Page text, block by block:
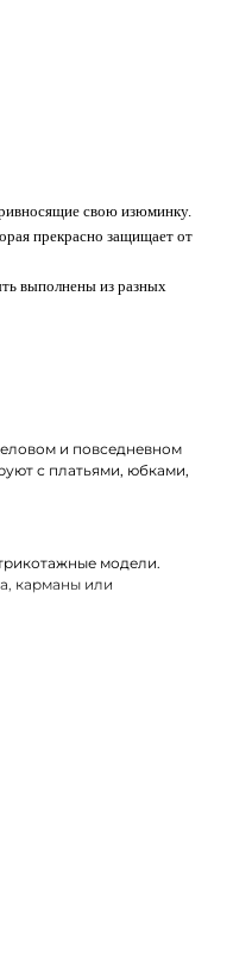
свою изюминку.
прекрасно защищает от
выполнены из разных
и повседневном
с платьями, юбками,
модели.
карманы или
акрилом или